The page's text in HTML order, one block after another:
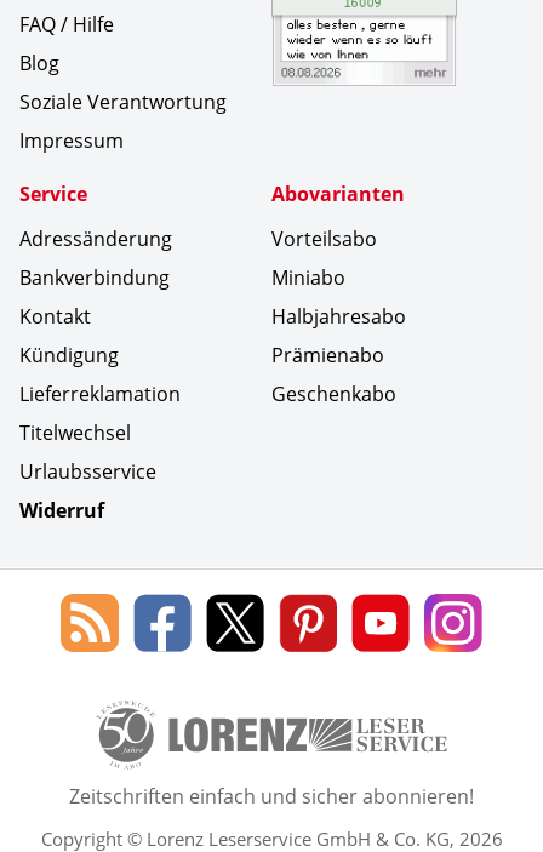
FAQ / Hilfe
Blog
Soziale Verantwortung
Impressum
Service
Adressänderung
Bankverbindung
Kontakt
Kündigung
Lieferreklamation
Titelwechsel
Urlaubsservice
Widerruf
Abovarianten
Vorteilsabo
Miniabo
Halbjahresabo
Prämienabo
Geschenkabo
Social Media
Blog
des
Leserservice
Lorenz
Leserservice
Lorenz
Leserservice
Lorenz
Leserservice
Lorenz
Leserservice
Lorenz
50 Lesefreude im Abo Jahre
Zeitschriften einfach und sicher abonnieren!
Copyright © Lorenz Leserservice GmbH & Co. KG, 2026